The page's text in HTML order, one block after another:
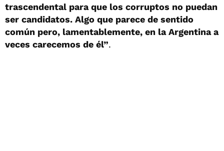
trascendental para que los corruptos no puedan
ser candidatos. Algo que parece de sentido
común pero, lamentablemente, en la Argentina a
veces carecemos de él”.